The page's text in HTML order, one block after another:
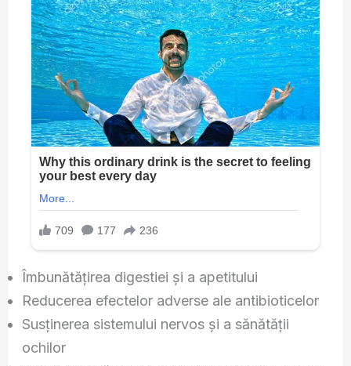
Îmbunătățirea digestiei și a apetitului
Reducerea efectelor adverse ale antibioticelor
Susținerea sistemului nervos și a sănătății
ochilor